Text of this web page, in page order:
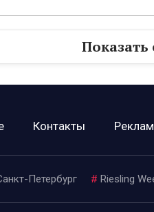
Показать
Контакты
Петербург # Riesling